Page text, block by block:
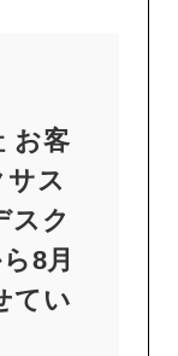
お客
ス
スク
8月
てい